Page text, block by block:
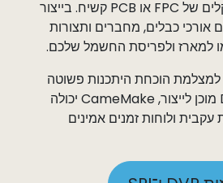
קומפקטי ועיצובים קלים של FPC או PCB קשיח. בייצור
אורכי כבלים, מחברים ותצורות
למארז ולפריסת החשמל שלכם.
למצלמת הוכחת היתכנות פשוטה
או למודול DVP/SPI מוכן לייצור, CameMake יכולה
ולוחות זמנים אמינים